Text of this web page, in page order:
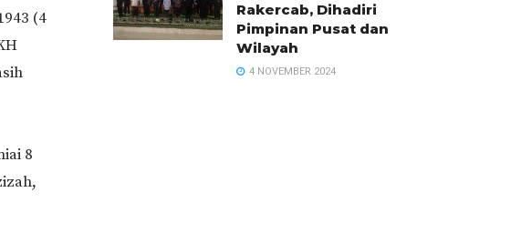
(4
8
Rakercab, Dihadiri
Pimpinan Pusat dan
Wilayah
4 NOVEMBER 2024